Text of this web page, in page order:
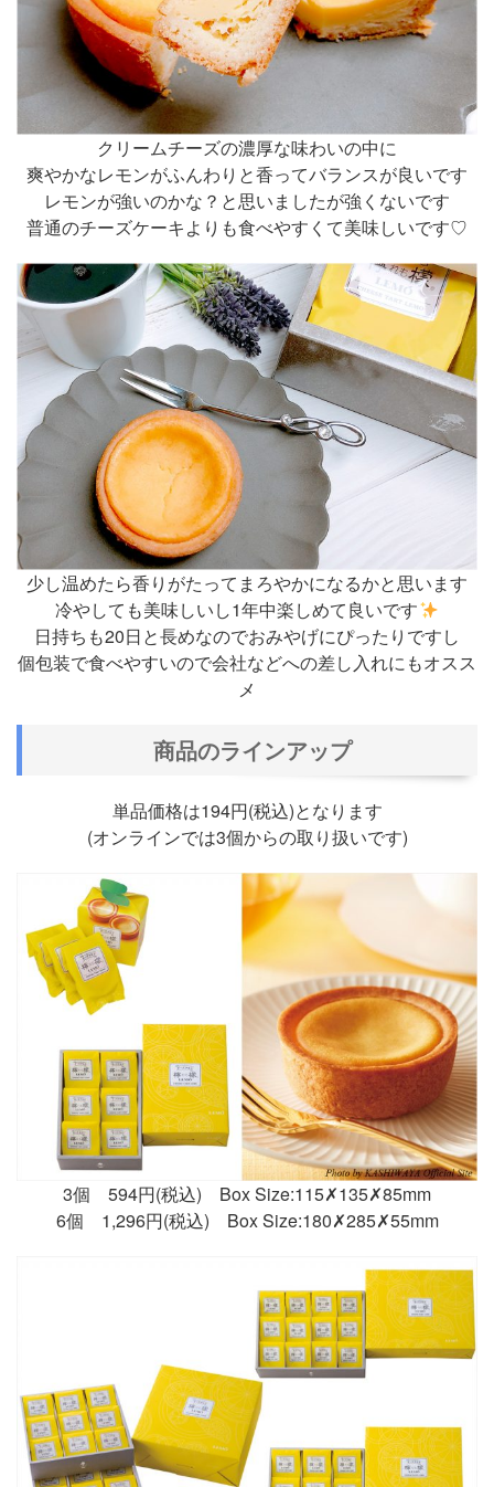
クリームチーズの濃厚な味わいの中に
爽やかなレモンがふんわりと香ってバランスが良いです
レモンが強いのかな？と思いましたが強くないです
普通のチーズケーキよりも食べやすくて美味しいです♡
少し温めたら香りがたってまろやかになるかと思います
冷やしても美味しいし1年中楽しめて良いです
日持ちも20日と長めなのでおみやげにぴったりですし
個包装で食べやすいので会社などへの差し入れにもオスス
メ
商品のラインアップ
単品価格は194円(税込)となります
(オンラインでは3個からの取り扱いです)
3個 594円(税込) Box Size:115✗135✗85mm
6個 1,296円(税込) Box Size:180✗285✗55mm